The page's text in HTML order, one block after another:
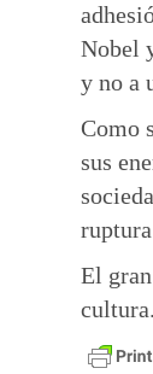
Nobel
y no a
Como
sus
El
cultura.